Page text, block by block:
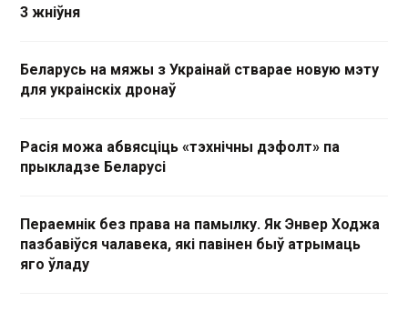
3 жніўня
Беларусь на мяжы з Украінай стварае новую мэту
для украінскіх дронаў
Расія можа абвясціць «тэхнічны дэфолт» па
прыкладзе Беларусі
Пераемнік без права на памылку. Як Энвер Ходжа
пазбавіўся чалавека, які павінен быў атрымаць
яго ўладу